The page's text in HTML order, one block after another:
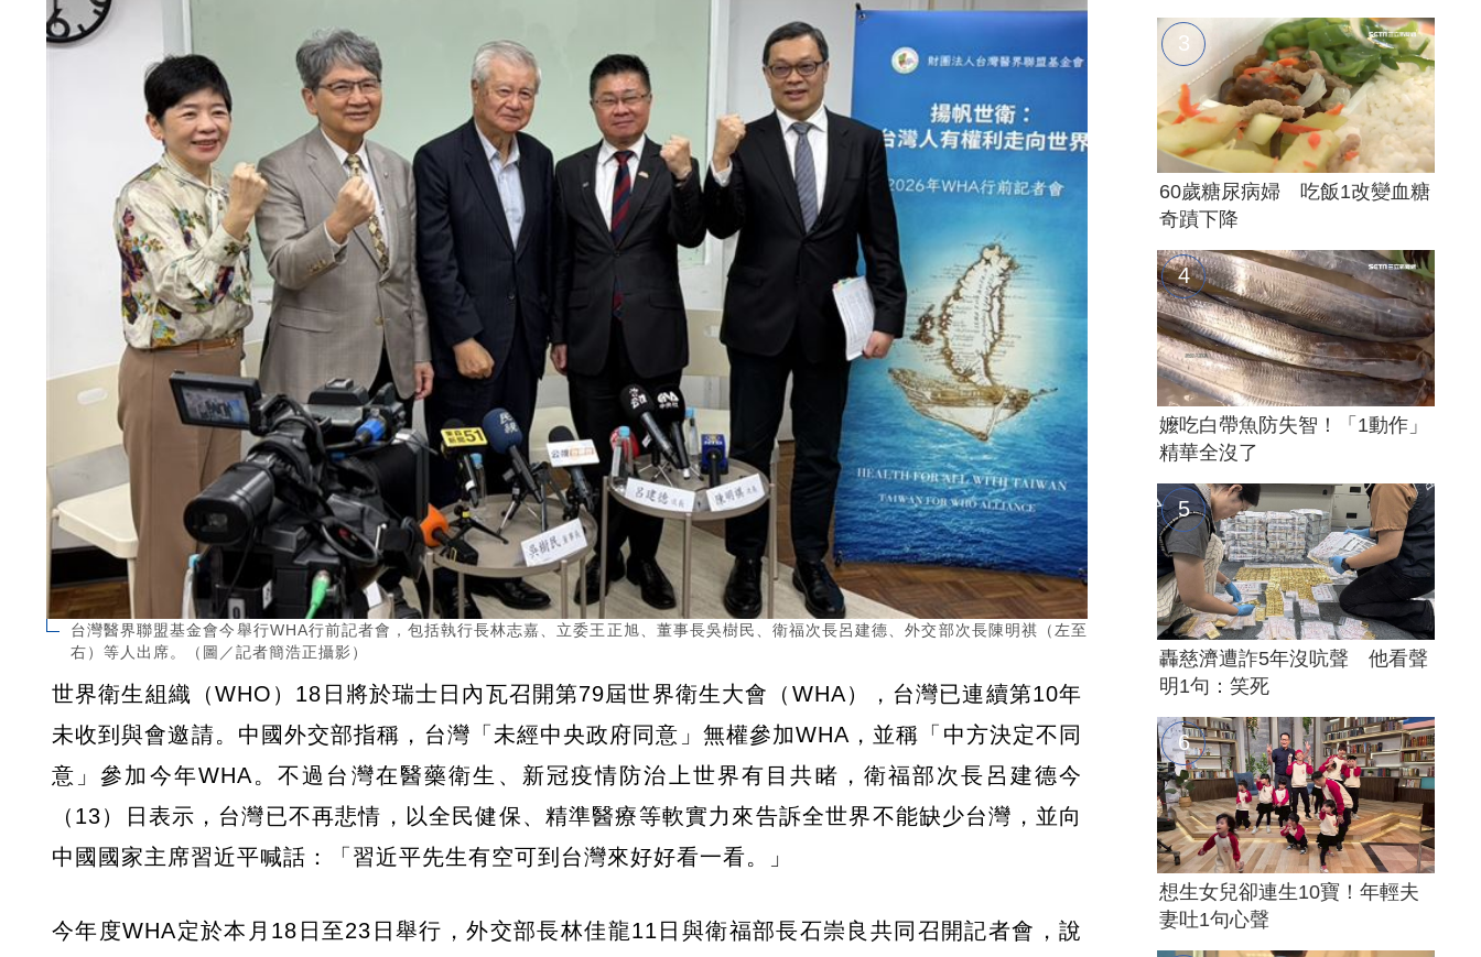
台灣醫界聯盟基金會今舉行WHA行前記者會，包括執行長林志嘉、立委王正旭、董事長吳樹民、衛福次長呂建德、外交部次長陳明祺（左至
右）等人出席。（圖／記者簡浩正攝影）
世界衛生組織（WHO）18日將於瑞士日內瓦召開第79屆世界衛生大會（WHA），台灣已連續第10年
未收到與會邀請。中國外交部指稱，台灣「未經中央政府同意」無權參加WHA，並稱「中方決定不同
意」參加今年WHA。不過台灣在醫藥衛生、新冠疫情防治上世界有目共睹，衛福部次長呂建德今
（13）日表示，台灣已不再悲情，以全民健保、精準醫療等軟實力來告訴全世界不能缺少台灣，並向
中國國家主席習近平喊話：「習近平先生有空可到台灣來好好看一看。」
今年度WHA定於本月18日至23日舉行，外交部長林佳龍11日與衛福部長石崇良共同召開記者會，說
60歲糖尿病婦 吃飯1改變血糖
奇蹟下降
嬤吃白帶魚防失智！「1動作」
精華全沒了
轟慈濟遭詐5年沒吭聲 他看聲
明1句：笑死
想生女兒卻連生10寶！年輕夫
妻吐1句心聲